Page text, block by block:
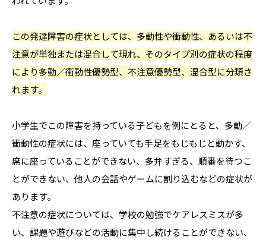
この発達障害の症状としては、多動性や衝動性、あるいは不
注意が単独または混合して現れ、そのタイプ別の症状の程度
により多動／衝動性優勢型、不注意優勢型、混合型に分類さ
れます。
小学生でこの障害を持っている子どもを例にとると、多動／
衝動性の症状には、座っていても手足をもじもじと動かす、
席に座っていることができない、多弁すぎる、順番を待つこ
とができない、他人の会話やゲームに割り込むなどの症状が
あります。
不注意の症状については、学校の勉強でケアレスミスが多
い、課題や遊びなどの活動に集中し続けることができない、